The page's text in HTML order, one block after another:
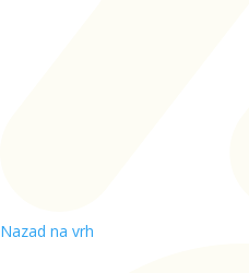
Nazad na vrh